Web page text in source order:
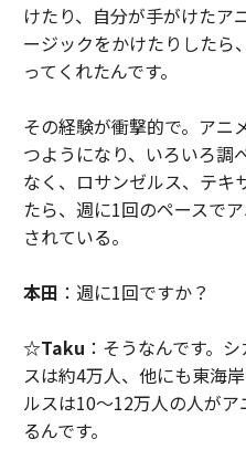
けたり、自分が手がけたア
ージックをかけたりしたら
ってくれたんです。
その経験が衝撃的で。アニ
つようになり、いろいろ調
なく、ロサンゼルス、テキ
たら、週に1回のペースで
されている。
本田 ：週に1回ですか？
☆Taku ：そうなんです。
スは約4万人、他にも東海
ルスは10〜12万人の人が
るんです。